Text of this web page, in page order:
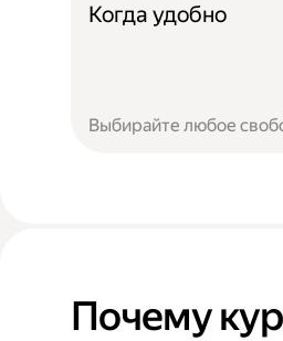
Когда удобно
Выбирайте любое
Почему